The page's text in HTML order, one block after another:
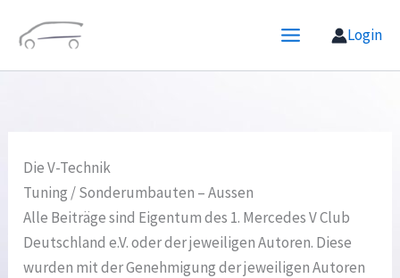
Inhalt
Login
Die V-Technik
Tuning / Sonderumbauten – Aussen
Alle Beiträge sind Eigentum des 1. Mercedes V Club
Deutschland e.V. oder der jeweiligen Autoren. Diese
wurden mit der Genehmigung der jeweiligen Autoren